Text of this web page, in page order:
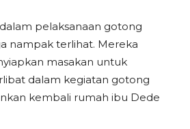
pelaksanaan gotong
nampak terlihat. Mereka
masakan untuk
dalam kegiatan gotong
kembali rumah ibu Dede